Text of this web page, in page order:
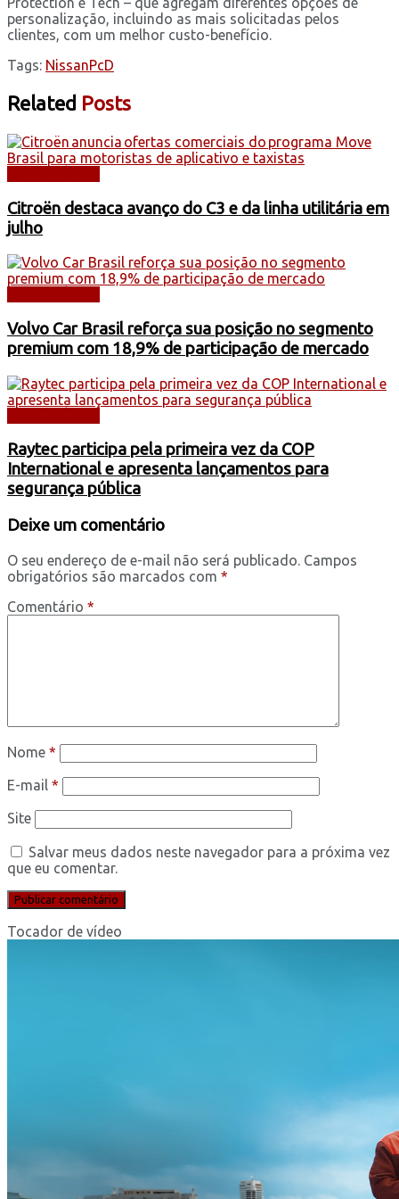
personalização, incluindo as mais solicitadas pelos
clientes, com um melhor custo-benefício.
Tags: NissanPcD
Related Posts
Citroën destaca avanço do C3 e da linha utilitária em
julho
Volvo Car Brasil reforça sua posição no segmento
premium com 18,9% de participação de mercado
Raytec participa pela primeira vez da COP
International e apresenta lançamentos para
segurança pública
Deixe um comentário
O seu endereço de e-mail não será publicado. Campos
obrigatórios são marcados com *
Comentário *
Nome *
E-mail *
Site
Salvar meus dados neste navegador para a próxima vez
que eu comentar.
Tocador de vídeo